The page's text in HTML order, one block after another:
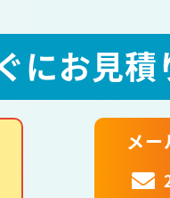
にお見積
メー